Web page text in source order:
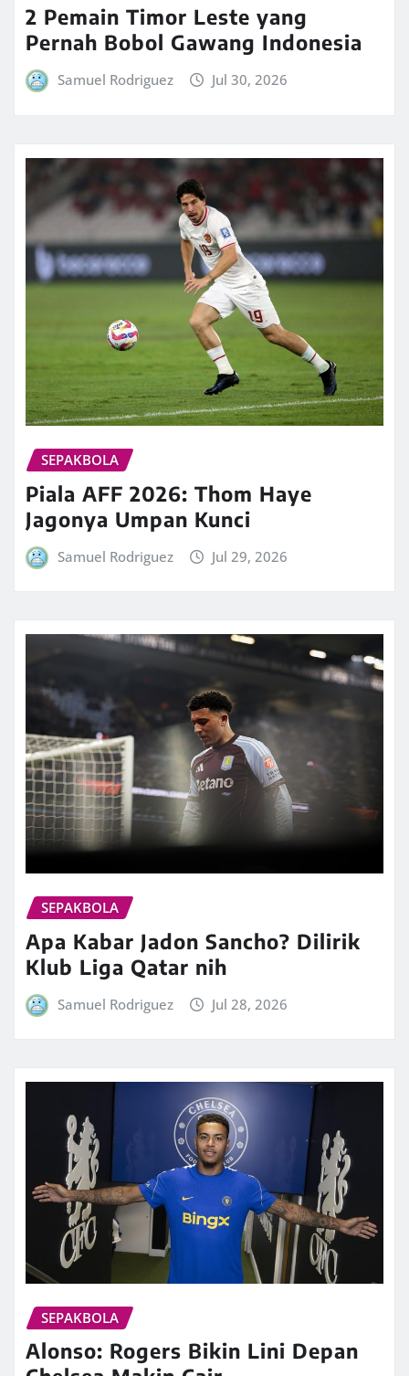
2 Pemain Timor Leste yang
Pernah Bobol Gawang Indonesia
Samuel Rodriguez Jul 30, 2026
SEPAKBOLA
Piala AFF 2026: Thom Haye
Jagonya Umpan Kunci
Samuel Rodriguez Jul 29, 2026
SEPAKBOLA
Apa Kabar Jadon Sancho? Dilirik
Klub Liga Qatar nih
Samuel Rodriguez Jul 28, 2026
SEPAKBOLA
Alonso: Rogers Bikin Lini Depan